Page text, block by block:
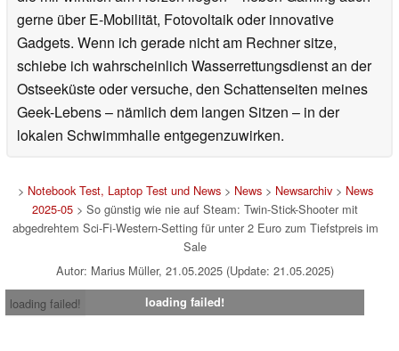
gerne über E-Mobilität, Fotovoltaik oder innovative
Gadgets. Wenn ich gerade nicht am Rechner sitze,
schiebe ich wahrscheinlich Wasserrettungsdienst an der
Ostseeküste oder versuche, den Schattenseiten meines
Geek-Lebens – nämlich dem langen Sitzen – in der
lokalen Schwimmhalle entgegenzuwirken.
> Notebook Test, Laptop Test und News> News> Newsarchiv> News
2025-05 > So günstig wie nie auf Steam: Twin-Stick-Shooter mit
abgedrehtem Sci-Fi-Western-Setting für unter 2 Euro zum Tiefstpreis im
Sale
Autor: Marius Müller, 21.05.2025 (Update: 21.05.2025)
loading failed!
loading failed!